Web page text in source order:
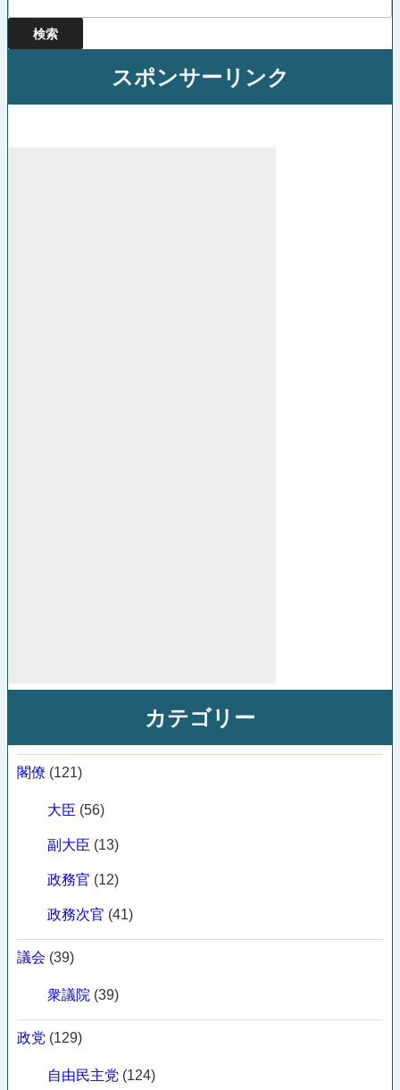
スポンサーリンク
カテゴリー
閣僚 (121)
大臣 (56)
副大臣 (13)
政務官 (12)
政務次官 (41)
議会 (39)
衆議院 (39)
政党 (129)
自由民主党 (124)